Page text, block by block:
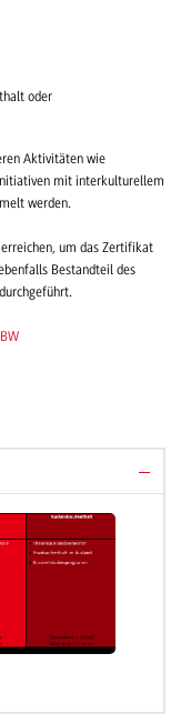
oder
Aktivitäten wie
mit interkulturellem
werden.
um das Zertifikat
Bestandteil des
durchgeführt.